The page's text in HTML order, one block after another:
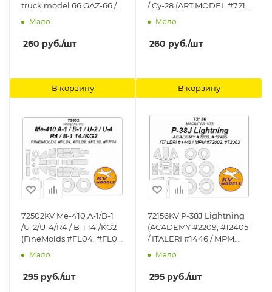
truck model 66 GAZ-66 /
AC-30 (66) /GAZ-66 with a
#72182, #72185, #72187) KV
Models
Мало
260 руб./шт
В корзину
/ Су-28 (ART MODEL #7211,
#7212, #7213) + маски на
Models
Мало
260 руб./шт
В корзину
72502KV Me-410 A-1/B-1
/U-2/U-4/R4 / B-1 14./KG2
(FineMolds #FL04, #FL09,
#FL10, #FP14) + маски на
Models
Мало
295 руб./шт
72156KV P-38J Lightning
(ACADEMY #2209, #12405
/ ITALERI #1446 / MPM
#72002, #72003) + маски
Models
Мало
295 руб./шт